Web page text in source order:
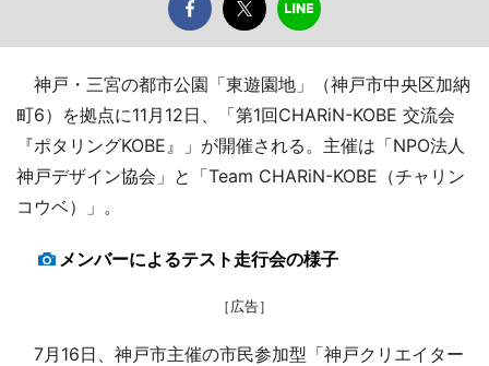
神戸・三宮の都市公園「東遊園地」（神戸市中央区加納
町6）を拠点に11月12日、「第1回CHARiN-KOBE 交流会
『ポタリングKOBE』」が開催される。主催は「NPO法人
神戸デザイン協会」と「Team CHARiN-KOBE（チャリン
コウベ）」。
メンバーによるテスト走行会の様子
［広告］
7月16日、神戸市主催の市民参加型「神戸クリエイター